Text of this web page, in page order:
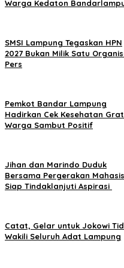
Warga Kedaton
SMSI Lampung Tegaskan HPN
2027 Bukan Milik Satu
Pers
Pemkot Bandar Lampung
Hadirkan Cek Kesehatan
Warga Sambut Positif
Jihan dan Marindo Duduk
Bersama Pergerakan
Siap Tindaklanjuti Aspirasi
Catat, Gelar untuk Jokowi
Wakili Seluruh Adat Lampung